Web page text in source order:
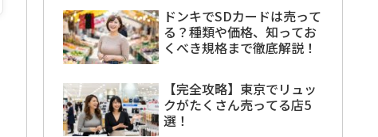
ドンキでSDカードは売って
る？種類や価格、知ってお
くべき規格まで徹底解説！
【完全攻略】東京でリュッ
クがたくさん売ってる店5
選！